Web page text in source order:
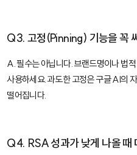
Q3. 고정(Pinning) 기능을 꼭
A. 필수는 아닙니다. 브랜드명이나 법
사용하세요. 과도한 고정은 구글 AI의
떨어집니다.
Q4. RSA 성과가 낮게 나올 때